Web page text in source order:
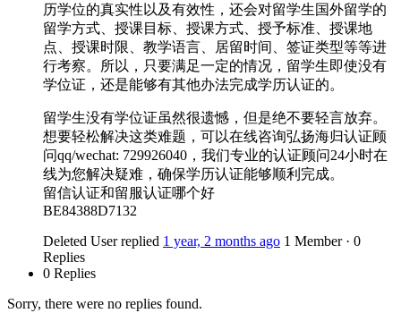
历学位的真实性以及有效性，还会对留学生国外留学的
留学方式、授课目标、授课方式、授予标准、授课地
点、授课时限、教学语言、居留时间、签证类型等等进
行考察。所以，只要满足一定的情况，留学生即使没有
学位证，还是能够有其他办法完成学历认证的。
留学生没有学位证虽然很遗憾，但是绝不要轻言放弃。
想要轻松解决这类难题，可以在线咨询弘扬海归认证顾
问qq/wechat: 729926040，我们专业的认证顾问24小时在
线为您解决疑难，确保学历认证能够顺利完成。
留信认证和留服认证哪个好
BE84388D7132
Deleted User replied 1 year, 2 months ago 1 Member · 0
Replies
0 Replies
Sorry, there were no replies found.